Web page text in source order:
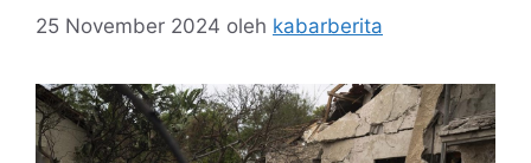
25 November 2024 oleh kabarberita